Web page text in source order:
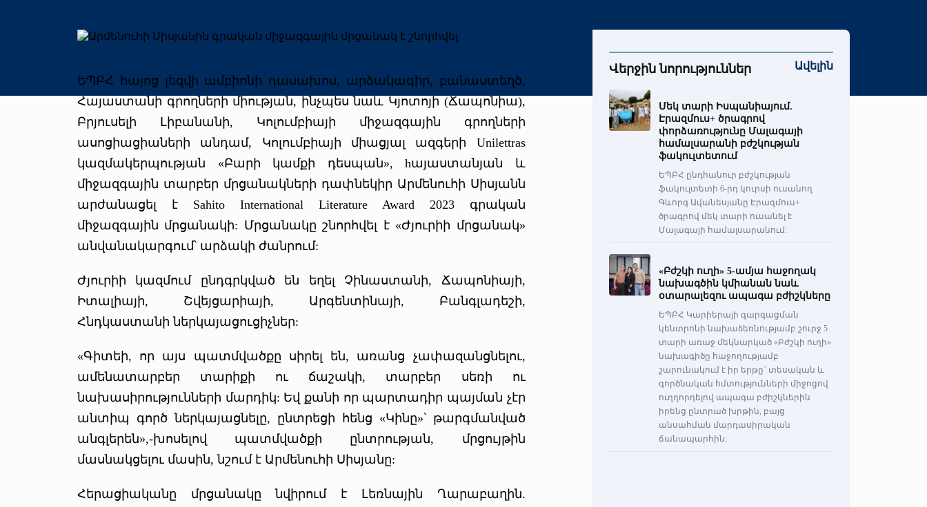
ԵՊԲՀ հայոց լեզվի ամբիոնի դասախոս, արձակագիր, բանաստեղծ,
Հայաստանի գրողների միության, ինչպես նաև Կյոտոյի (Ճապոնիա),
Բրյուսելի Լիբանանի, Կոլումբիայի միջազգային գրողների
ասոցիացիաների անդամ, Կոլումբիայի միացյալ ազգերի Unilettras
կազմակերպության «Բարի կամքի դեսպան», hայաստանյան և
միջազգային տարբեր մրցանակների դափնեկիր Արմենուհի Սիսյանն
արժանացել է Sahito International Literature Award 2023 գրական
միջազգային մրցանակի: Մրցանակը շնորհվել է «Ժյուրիի մրցանակ»
անվանակարգում՝ արձակի ժանրում:
Ժյուրիի կազմում ընդգրկված են եղել Չինաստանի, Ճապոնիայի,
Իտալիայի, Շվեյցարիայի, Արգենտինայի, Բանգլադեշի,
Հնդկաստանի ներկայացուցիչներ:
«Գիտեի, որ այս պատմվածքը սիրել են, առանց չափազանցնելու,
ամենատարբեր տարիքի ու ճաշակի, տարբեր սեռի ու
նախասիրությունների մարդիկ: Եվ քանի որ պարտադիր պայման չէր
անտիպ գործ ներկայացնելը, ընտրեցի հենց «Կինը»՝ թարգմանված
անգլերեն»,-խոսելով պատմվածքի ընտրության, մրցույթին
մասնակցելու մասին, նշում է Արմենուհի Սիսյանը:
Հերացիականը մրցանակը նվիրում է Լեռնային Ղարաբաղին.
Վերջին նորություններ Ավելին
Մեկ տարի Իսպանիայում.
Էրազմուս+ ծրագրով
փորձառությունը Մալագայի
համալսարանի բժշկության
ֆակուլտետում
ԵՊԲՀ ընդհանուր բժշկության
ֆակուլտետի 6-րդ կուրսի ուսանող
Գևորգ Ավանեսյանը Էրազմուս+
ծրագրով մեկ տարի ուսանել է
Մալագայի համալսարանում:
«Բժշկի ուղի» 5-ամյա հաջողակ
նախագծին կմիանան նաև
օտարալեզու ապագա բժիշկները
ԵՊԲՀ Կարիերայի զարգացման
կենտրոնի նախաձեռնությամբ շուրջ 5
տարի առաջ մեկնարկած «Բժշկի ուղի»
նախագիծը հաջողությամբ
շարունակում է իր երթը` տեսական և
գործնական հմտությունների միջոցով
ուղղորդելով ապագա բժիշկներին
իրենց ընտրած խրթին, բայց
անսահման մարդասիրական
ճանապարհին: